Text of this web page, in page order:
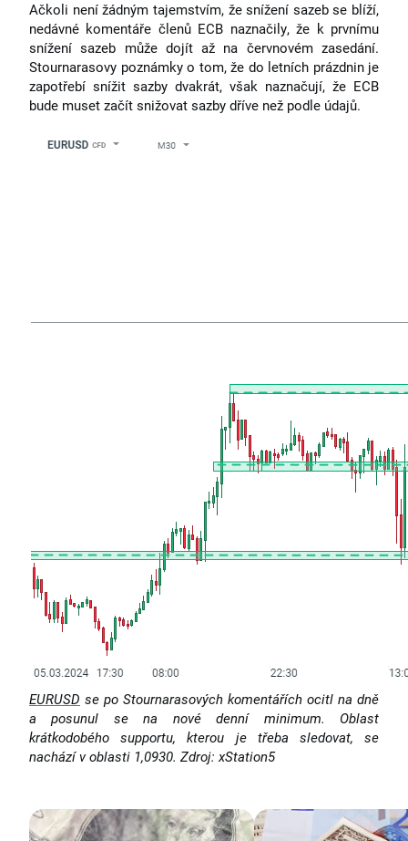
Ačkoli není žádným tajemstvím, že snížení sazeb se blíží,
nedávné komentáře členů ECB naznačily, že k prvnímu
snížení sazeb může dojít až na červnovém zasedání.
Stournarasovy poznámky o tom, že do letních prázdnin je
zapotřebí snížit sazby dvakrát, však naznačují, že ECB
bude muset začít snižovat sazby dříve než podle údajů.
EURUSD se po Stournarasových komentářích ocitl na dně
a posunul se na nové denní minimum. Oblast
krátkodobého supportu, kterou je třeba sledovat, se
nachází v oblasti 1,0930. Zdroj: xStation5